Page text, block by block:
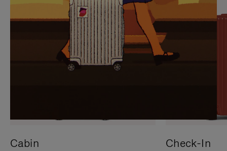
OM
HET
DEMPEN
OP
Cabin Check-In